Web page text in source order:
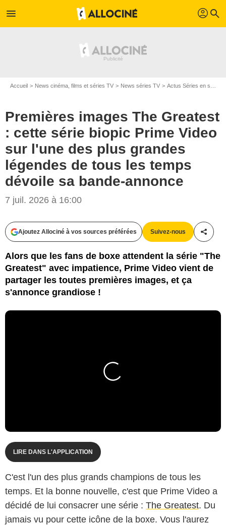
menu profil search
Accueil News cinéma, films et séries TV News séries TV Actus Séries en streaming
Premières images The Greatest
: cette série biopic Prime Video
sur l'une des plus grandes
légendes de tous les temps
dévoile sa bande-annonce
7 juil. 2026 à 16:00
Ajoutez Allociné à vos sources préférées Suivez-nous
Alors que les fans de boxe attendent la série "The
Greatest" avec impatience, Prime Video vient de
partager les toutes premières images, et ça
s'annonce grandiose !
LIRE DANS L'APPLICATION
C'est l'un des plus grands champions de tous les
temps. Et la bonne nouvelle, c'est que Prime Video a
décidé de lui consacrer une série : The Greatest. Du
jamais vu pour cette icône de la boxe. Vous l'aurez